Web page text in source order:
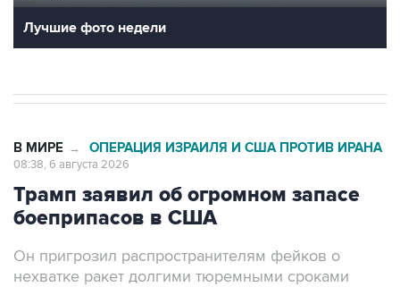
Лучшие фото недели
В МИРЕ → ОПЕРАЦИЯ ИЗРАИЛЯ И США ПРОТИВ ИРАНА
08:38, 6 августа 2026
Трамп заявил об огромном запасе
боеприпасов в США
Он пригрозил распространителям фейков о
нехватке ракет долгими тюремными сроками